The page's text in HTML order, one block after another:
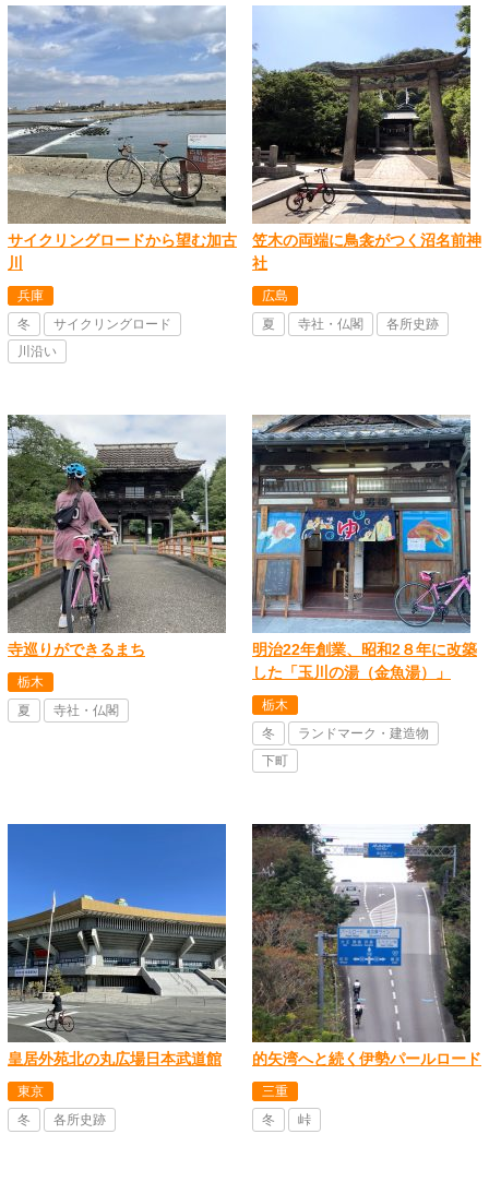
サイクリングロードから望む加古
川
兵庫
冬
サイクリングロード
川沿い
笠木の両端に鳥衾がつく沼名前神
社
広島
夏
寺社・仏閣 各所史跡
寺巡りができるまち
栃木
夏
寺社・仏閣
明治22年創業、昭和2８年に改築
した「玉川の湯（金魚湯）」
栃木
冬
ランドマーク・建造物
下町
皇居外苑北の丸広場日本武道館
東京
冬
各所史跡
的矢湾へと続く伊勢パールロード
三重
冬
峠